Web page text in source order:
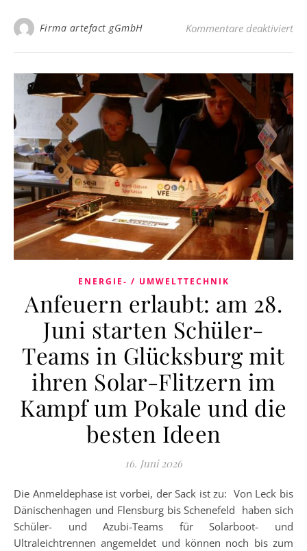
Firma artefact gGmbH Kommentare deaktiviert
ENERGIE- / UMWELTTECHNIK
Anfeuern erlaubt: am 28.
Juni starten Schüler-
Teams in Glücksburg mit
ihren Solar-Flitzern im
Kampf um Pokale und die
besten Ideen
16. Juni 2026
Die Anmeldephase ist vorbei, der Sack ist zu: Von Leck bis
Dänischenhagen und Flensburg bis Schenefeld haben sich
Schüler- und Azubi-Teams für Solarboot- und
Ultraleichtrennen angemeldet und können noch bis zum